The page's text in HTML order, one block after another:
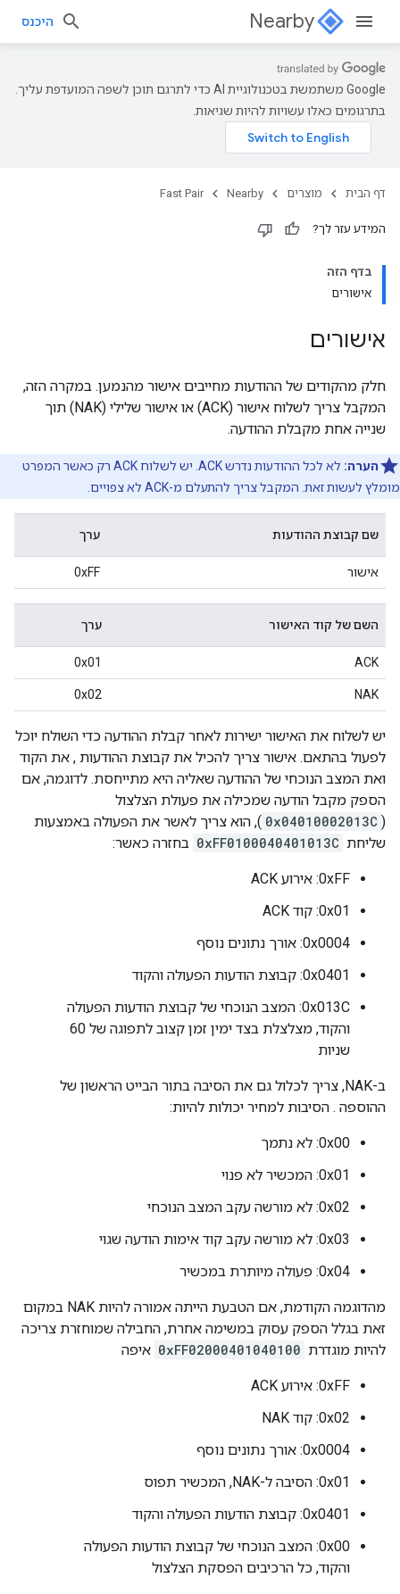
Nearby היכנס
‫Google משתמשת בטכנולוגיית AI כדי לתרגם תוכן לשפה המועדפת עליך.
בתרגומים כאלו עשויות להיות שגיאות.
דף הבית מוצרים Nearby
Fast Pair
המידע עזר לך?
בדף הזה
אישורים
אישורים
חלק מהקודים של ההודעות מחייבים אישור מהנמען. במקרה הזה,
המקבל צריך לשלוח אישור (ACK) או אישור שלילי (NAK) תוך
שנייה אחת מקבלת ההודעה.
הערה:
לא לכל ההודעות נדרש ACK. יש לשלוח ACK רק כאשר המפרט
מומלץ לעשות זאת. המקבל צריך להתעלם מ-ACK לא צפויים.
שם קבוצת ההודעות ערך
אישור 0xFF
השם של קוד האישור ערך
ACK
0x01
NAK
0x02
יש לשלוח את האישור ישירות לאחר קבלת ההודעה כדי השולח יוכל
לפעול בהתאם. אישור צריך להכיל את קבוצת ההודעות , את הקוד
ואת המצב הנוכחי של ההודעה שאליה היא מתייחסת. לדוגמה, אם
הספק מקבל הודעה שמכילה את פעולת הצלצול
(
0x04010002013C ), הוא צריך לאשר את הפעולה באמצעות
שליחת 0xFF0100040401013C בחזרה כאשר:
0xFF: אירוע ACK
0x01: קוד ACK
0x0004: אורך נתונים נוסף
0x0401: קבוצת הודעות הפעולה והקוד
0x013C: המצב הנוכחי של קבוצת הודעות הפעולה
והקוד, מצלצלת בצד ימין זמן קצוב לתפוגה של 60
שניות
ב-NAK, צריך לכלול גם את הסיבה בתור הבייט הראשון של
ההוספה . הסיבות למחיר יכולות להיות:
0x00: לא נתמך
0x01: המכשיר לא פנוי
0x02: לא מורשה עקב המצב הנוכחי
0x03: לא מורשה עקב קוד אימות הודעה שגוי
0x04: פעולה מיותרת במכשיר
מהדוגמה הקודמת, אם הטבעת הייתה אמורה להיות NAK במקום
זאת בגלל הספק עסוק במשימה אחרת, החבילה שמוחזרת צריכה
להיות מוגדרת 0xFF02000401040100 איפה
0xFF: אירוע ACK
0x02: קוד NAK
0x0004: אורך נתונים נוסף
0x01: הסיבה ל-NAK, המכשיר תפוס
0x0401: קבוצת הודעות הפעולה והקוד
0x00: המצב הנוכחי של קבוצת הודעות הפעולה
והקוד, כל הרכיבים הפסקת הצלצול